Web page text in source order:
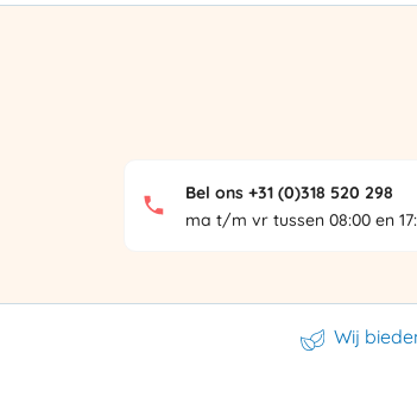
Bel ons +31 (0)318 520 298
ma t/m vr tussen 08:00 en
Wij